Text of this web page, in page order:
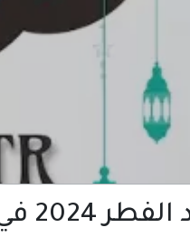
رفح | فلسطين